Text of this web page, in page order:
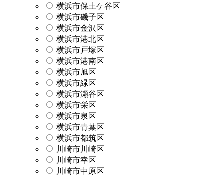
横浜市保土ケ谷区
横浜市磯子区
横浜市金沢区
横浜市港北区
横浜市戸塚区
横浜市港南区
横浜市旭区
横浜市緑区
横浜市瀬谷区
横浜市栄区
横浜市泉区
横浜市青葉区
横浜市都筑区
川崎市川崎区
川崎市幸区
川崎市中原区